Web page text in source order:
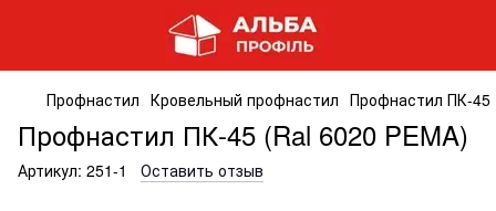
Профнастил Кровельный профнастил Профнастил ПК-45
Профнастил ПК-45 (Ral 6020 PEMA)
Артикул: 251-1 Оставить отзыв